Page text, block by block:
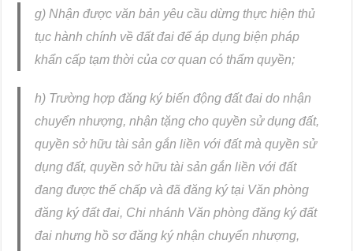
g) Nhận được văn bản yêu cầu dừng thực hiện thủ
tục hành chính về đất đai để áp dụng biện pháp
khẩn cấp tạm thời của cơ quan có thẩm quyền;
h) Trường hợp đăng ký biến động đất đai do nhận
chuyển nhượng, nhận tặng cho quyền sử dụng đất,
quyền sở hữu tài sản gắn liền với đất mà quyền sử
dụng đất, quyền sở hữu tài sản gắn liền với đất
đang được thế chấp và đã đăng ký tại Văn phòng
đăng ký đất đai, Chi nhánh Văn phòng đăng ký đất
đai nhưng hồ sơ đăng ký nhận chuyển nhượng,